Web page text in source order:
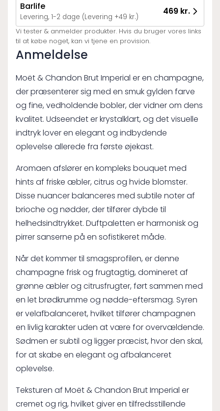
Barlife
Levering, 1-2 dage (Levering +49 kr.)
469 kr.
Vi tester & anmelder produkter. Hvis du bruger vores links
til at købe noget, kan vi tjene en provision.
Anmeldelse
Moët & Chandon Brut Imperial er en champagne,
der præsenterer sig med en smuk gylden farve
og fine, vedholdende bobler, der vidner om dens
kvalitet. Udseendet er krystalklart, og det visuelle
indtryk lover en elegant og indbydende
oplevelse allerede fra første øjekast.
Aromaen afslører en kompleks bouquet med
hints af friske æbler, citrus og hvide blomster.
Disse nuancer balanceres med subtile noter af
brioche og nødder, der tilfører dybde til
helhedsindtrykket. Duftpaletten er harmonisk og
pirrer sanserne på en sofistikeret måde.
Når det kommer til smagsprofilen, er denne
champagne frisk og frugtagtig, domineret af
grønne æbler og citrusfrugter, ført sammen med
en let brødkrumme og nødde-eftersmag. Syren
er velafbalanceret, hvilket tilfører champagnen
en livlig karakter uden at være for overvældende.
Sødmen er subtil og ligger præcist, hvor den skal,
for at skabe en elegant og afbalanceret
oplevelse.
Teksturen af Moët & Chandon Brut Imperial er
cremet og rig, hvilket giver en tilfredsstillende